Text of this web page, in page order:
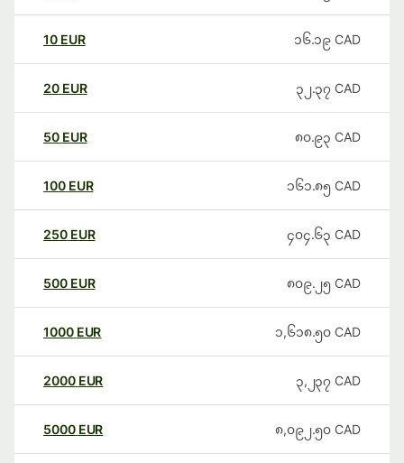
10 EUR ၁၆.၁၉ CAD
20 EUR ၃၂.၃၇ CAD
50 EUR ၈၀.၉၃ CAD
100 EUR ၁၆၁.၈၅ CAD
250 EUR ၄၀၄.၆၃ CAD
500 EUR ၈၀၉.၂၅ CAD
1000 EUR ၁,၆၁၈.၅၀ CAD
2000 EUR ၃,၂၃၇ CAD
5000 EUR ၈,၀၉၂.၅၀ CAD